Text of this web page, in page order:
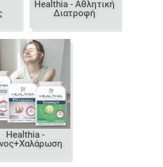
Healthia - Αθλητική
Διατροφή
Healthia -